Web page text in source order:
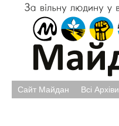
Сайт Майдан Всі